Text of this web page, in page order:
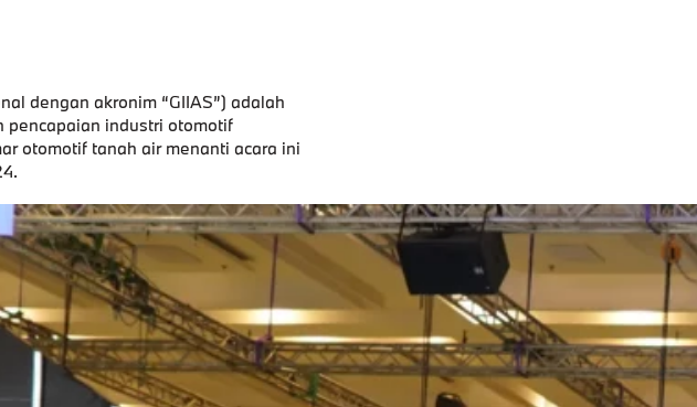
dengan akronim “GIIAS”) adalah
pencapaian industri otomotif
otomotif tanah air menanti acara ini
.